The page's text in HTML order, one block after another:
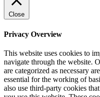
Close
Privacy Overview
This website uses cookies to
navigate through the website.
are categorized as necessary
essential for the working of
also use third-party cookies